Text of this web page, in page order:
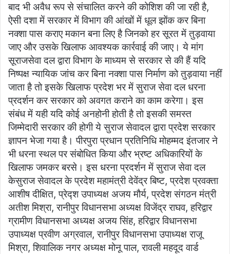
बाद भी अवैध रूप से संचालित करने की कोशिश की जा रही है,
ऐसी दशा में सरकार में विभाग की आंखों में धूल झोंक कर बिना
नक्शा पास कराए मकान बना लिए है जिनको हर सूरत में तुड़वाया
जाए और उसके खिलाफ आवश्यक कार्रवाई की जाए। ये मांग
सूराजसेवा दल द्वारा विभाग के माध्यम से सरकार से की हैं यदि
निष्पक्ष न्यायिक जांच कर बिना नक्शा पास निर्माण को तुड़वाया नहीं
जाता है तो इसके खिलाफ प्रदेश भर में सुराज सेवा दल धरना
प्रदर्शन कर सरकार को अवगत कराने का काम करेगा। इस
संबंध में यही यदि कोई अनहोनी होती है तो इसकी समस्त
जिम्मेदारी सरकार की होगी ये सुराज सेवादल द्वारा प्रदेश सरकार
ज्ञापन भेजा गया है। पीरपुरा प्रधान प्रतिनिधि मोहम्मद इंतजार ने
भी धरना स्थल पर संबोधित किया और भ्रष्ट अधिकारियों के
खिलाफ जमकर बरसे। इस धरना प्रदर्शन में सुराज सेवा दल
केसुराज सेवादल के प्रदेश महामंत्री देवेंद्र बिष्ट, प्रदेश प्रवक्ता
आशीष दीक्षित, प्रेद्श उपाध्यक्ष अजय मौर्य, प्रदेश संगठन मंत्री
अतीश मिश्रा, रानीपुर विधानसभा अध्यक्ष विजेंद्र राघव, हरिद्वार
ग्रामीण विधानसभा अध्यक्ष अजय सिंह, हरिद्वार विधानसभा
उपाध्यक्ष प्रवीण अग्रवाल, रानीपुर विधानसभा उपाध्यक्ष राजू
मिश्रा, शिवालिक नगर अध्यक्ष मोनू पाल, रावली महदूद वार्ड